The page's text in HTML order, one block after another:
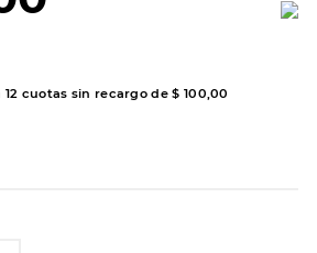
12 cuotas sin recargo de$ 100 ,00